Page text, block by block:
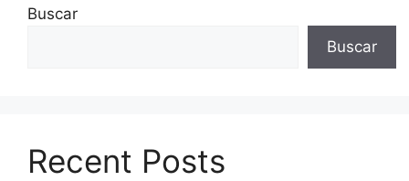
Buscar
Buscar
Recent Posts